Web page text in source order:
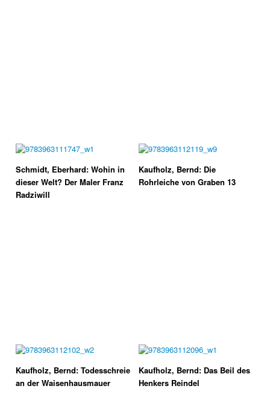
Schmidt, Eberhard: Wohin in
dieser Welt? Der Maler Franz
Radziwill
Kaufholz, Bernd: Die
Rohrleiche von Graben 13
Kaufholz, Bernd: Todesschreie
an der Waisenhausmauer
Kaufholz, Bernd: Das Beil des
Henkers Reindel